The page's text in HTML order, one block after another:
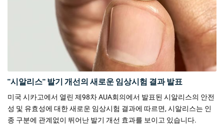
"시알리스" 발기 개선의 새로운 임상시험 결과 발표
미국 시카고에서 열린 제98차 AUA회의에서 발표된 시알리스의 안전
성 및 유효성에 대한 새로운 임상시험 결과에 따르면, 시알리스는 인
종 구분에 관계없이 뛰어난 발기 개선 효과를 보이고 있습니다.